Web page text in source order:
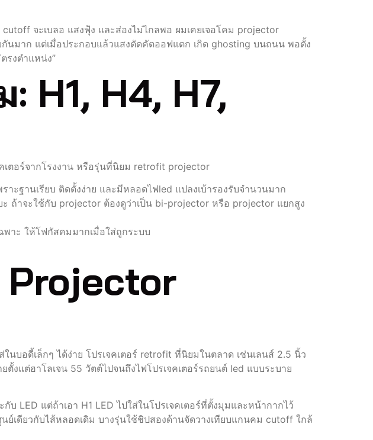
cutoff จะเบลอ แสงฟุ้ง และส่องไม่ไกลพอ ผมเคยเจอโคม projector
นมาก แต่เมื่อประกอบแล้วแสงตัดคัตออฟแตก เกิด ghosting บนถนน พอตั้ง
รงตำแหน่ง”
H1, H4, H7,
ตอร์จากโรงงาน หรือรุ่นที่นิยม retrofit projector
าะฐานเรียบ ติดตั้งง่าย และมีหลอดไฟled แปลงเบ้ารองรับจำนวนมาก
ถ้าจะใช้กับ projector ต้องดูว่าเป็น bi-projector หรือ projector แยกสูง
พาะ ให้โฟกัสคมมากเมื่อใส่ถูกระบบ
Projector
นบอดี้เล็กๆ ได้ง่าย โปรเจคเตอร์ retrofit ที่นิยมในตลาด เช่นเลนส์ 2.5 นิ้ว
งแต่ฮาโลเจน 55 วัตต์ไปจนถึงไฟโปรเจคเตอร์รถยนต์ led แบบระบาย
LED แต่ถ้าเอา H1 LED ไปใส่ในโปรเจคเตอร์ที่ตั้งมุมและหน้ากากไว้
เดียวกับไส้หลอดเดิม บางรุ่นใช้ชิปสองด้านจัดวางเทียบแกนคม cutoff ใกล้